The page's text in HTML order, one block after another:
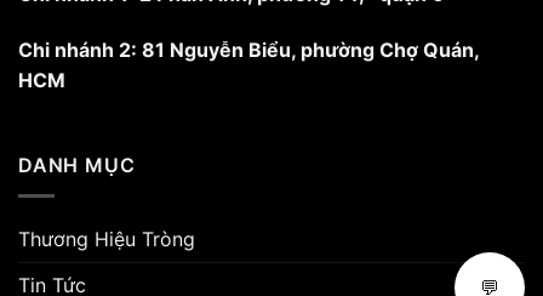
Chi nhánh 2: 81 Nguyễn Biểu, phường Chợ Quán,
HCM
DANH MỤC
Thương Hiệu Tròng
Tin Tức
💬